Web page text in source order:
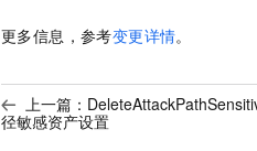
更多信息，参考变更详情。
上一篇：
径敏感资产设置